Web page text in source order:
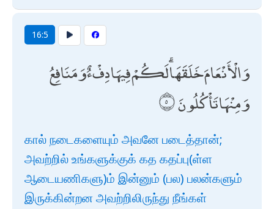
16:5
وَالْأَنْعَامَ خَلَقَهَا ۗ لَكُمْ فِيهَا دِفْءٌ وَمَنَافِعُ
وَمِنْهَا تَأْكُلُونَ
கால் நடைகளையும் அவனே படைத்தான்;
அவற்றில் உங்களுக்குக் கத கதப்பு(ள்ள
ஆடையணிகளு)ம் இன்னும் (பல) பலன்களும்
இருக்கின்றன அவற்றிலிருந்து நீங்கள்